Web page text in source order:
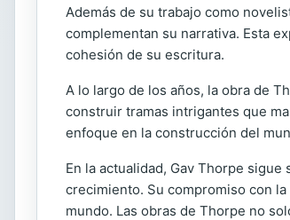
Además de su trabajo como
complementan su narrativa. Esta
cohesión de su escritura.
A lo largo de los años, la obra de
construir tramas intrigantes que
enfoque en la construcción del
En la actualidad, Gav Thorpe
crecimiento. Su compromiso con
mundo. Las obras de Thorpe no